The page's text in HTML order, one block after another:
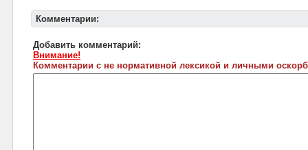
Комментарии:
Добавить комментарий:
Внимание!
Комментарии с не нормативной лексикой и личными